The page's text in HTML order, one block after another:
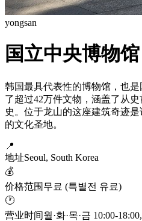
yongsan
国立中央博物馆
韩国最具代表性的博物馆，也
了超过42万件文物，涵盖了从
史。位于龙山的这座建筑奇迹
的文化圣地。
📍
地址Seoul, South Korea
💰
价格范围 무료 (특별전 유료)
🕐
营业时间월·화·목·금 10:00-